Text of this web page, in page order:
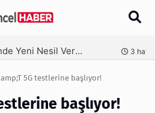
Ambalaj Süreçlerinde Yeni Nesil Verimliliği Olimpack ile Yakalayın 3 hafta önce
5G testlerine başlıyor!
başlıyor!